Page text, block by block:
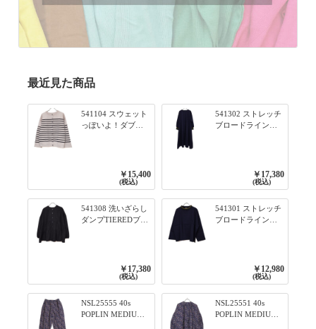
最近見た商品
541104 スウェット
っぽいよ！ダブル
プルオーバー 101オ
フベージュ×ネイビ
ー／レッド
￥15,400
(税込)
541302 ストレッチ
ブロードライン入
ワンピース 79ネイ
￥17,380
(税込)
541308 洗いざらし
ダンプTIEREDブシ
￥17,380
(税込)
541301 ストレッチ
ブロードライン入
リブプルオーバー
79ネイビー
￥12,980
(税込)
NSL25555 40s
POPLIN MEDIUM
NSL25551 40s
POPLIN MEDIUM